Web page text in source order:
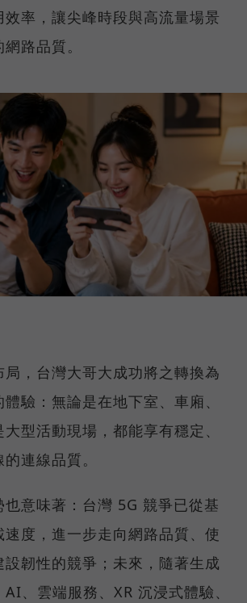
率，讓尖峰時段與高流量場景
路品質。
，台灣大哥大成功將之轉換為
驗：無論是在地下室、車廂、
型活動現場，都能享有穩定、
連線品質。
也意味著：台灣 5G 競爭已從基
度，進一步走向網路品質、使
設韌性的競爭；未來，隨著生成
、雲端服務、XR 沉浸式體驗、